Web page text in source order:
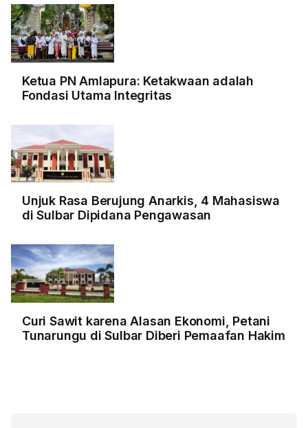
Ketua PN Amlapura: Ketakwaan adalah
Fondasi Utama Integritas
Unjuk Rasa Berujung Anarkis, 4 Mahasiswa
di Sulbar Dipidana Pengawasan
Curi Sawit karena Alasan Ekonomi, Petani
Tunarungu di Sulbar Diberi Pemaafan Hakim